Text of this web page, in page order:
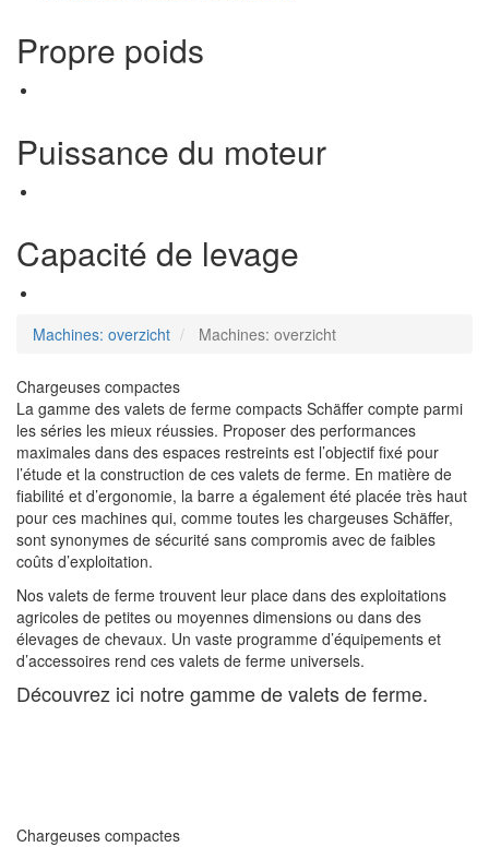
Propre poids
Puissance du moteur
Capacité de levage
Machines: overzicht Machines: overzicht
Chargeuses compactes
La gamme des valets de ferme compacts Schäffer compte parmi
les séries les mieux réussies. Proposer des performances
maximales dans des espaces restreints est l’objectif fixé pour
l’étude et la construction de ces valets de ferme. En matière de
fiabilité et d’ergonomie, la barre a également été placée très haut
pour ces machines qui, comme toutes les chargeuses Schäffer,
sont synonymes de sécurité sans compromis avec de faibles
coûts d’exploitation.
Nos valets de ferme trouvent leur place dans des exploitations
agricoles de petites ou moyennes dimensions ou dans des
élevages de chevaux. Un vaste programme d’équipements et
d’accessoires rend ces valets de ferme universels.
Découvrez ici notre gamme de valets de ferme.
Chargeuses compactes